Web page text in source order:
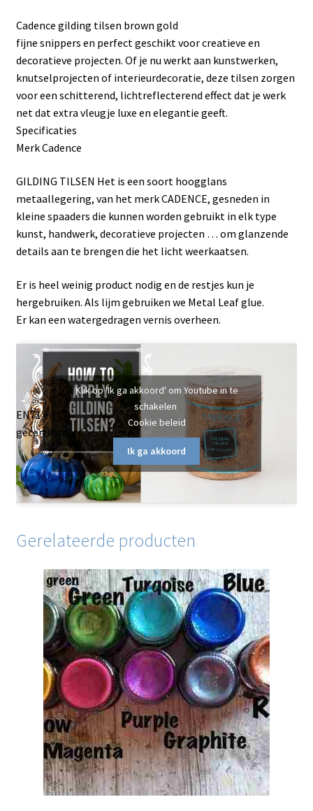
Cadence gilding tilsen brown gold
fijne snippers en perfect geschikt voor creatieve en
decoratieve projecten. Of je nu werkt aan kunstwerken,
knutselprojecten of interieurdecoratie, deze tilsen zorgen
voor een schitterend, lichtreflecterend effect dat je werk
net dat extra vleugje luxe en elegantie geeft.
Specificaties
Merk Cadence
GILDING TILSEN Het is een soort hoogglans
metaallegering, van het merk CADENCE, gesneden in
kleine spaaders die kunnen worden gebruikt in elk type
kunst, handwerk, decoratieve projecten … om glanzende
details aan te brengen die het licht weerkaatsen.
Er is heel weinig product nodig en de restjes kun je
hergebruiken. Als lijm gebruiken we Metal Leaf glue.
Er kan een watergedragen vernis overheen.
EN71 en CE
gecertificeerd
Klik op 'Ik ga akkoord' om Youtube in te
schakelen
Cookie beleid
Ik ga akkoord
Gerelateerde producten